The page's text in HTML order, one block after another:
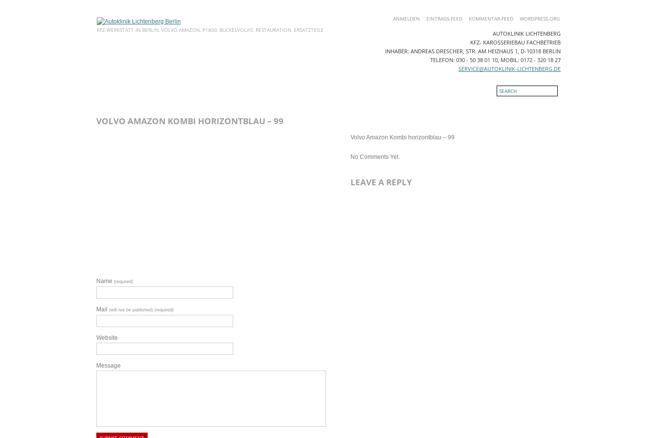
KFZ-WERKSTATT IN BERLIN, VOLVO AMAZON, P1800, BUCKELVOLVO, RESTAURATION, ERSATZTEILE
ANMELDEN EINTRAGS-FEED KOMMENTAR-FEED WORDPRESS.ORG
AUTOKLINIK LICHTENBERG
KFZ- KAROSSERIEBAU FACHBETRIEB
INHABER: ANDREAS DRESCHER, STR. AM HEIZHAUS 1, D-10318 BERLIN
TELEFON: 030 - 50 38 01 10, MOBIL: 0172 - 320 18 27
SERVICE@AUTOKLINIK-LICHTENBERG.DE
VOLVO AMAZON KOMBI HORIZONTBLAU – 99
Volvo Amazon Kombi horizontblau – 99
No Comments Yet.
LEAVE A REPLY
Name (required)
Mail (will not be published) (required)
Website
Message